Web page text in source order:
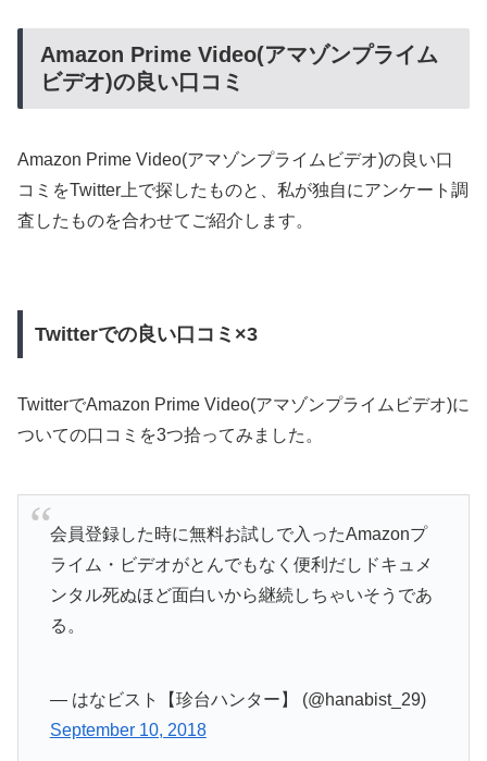
Amazon Prime Video(アマゾンプライム
ビデオ)の良い口コミ
Amazon Prime Video(アマゾンプライムビデオ)の良い口
コミをTwitter上で探したものと、私が独自にアンケート調
査したものを合わせてご紹介します。
Twitterでの良い口コミ×3
TwitterでAmazon Prime Video(アマゾンプライムビデオ)に
ついての口コミを3つ拾ってみました。
会員登録した時に無料お試しで入ったAmazonプ
ライム・ビデオがとんでもなく便利だしドキュメ
ンタル死ぬほど面白いから継続しちゃいそうであ
る。
— はなビスト【珍台ハンター】 (@hanabist_29)
September 10, 2018